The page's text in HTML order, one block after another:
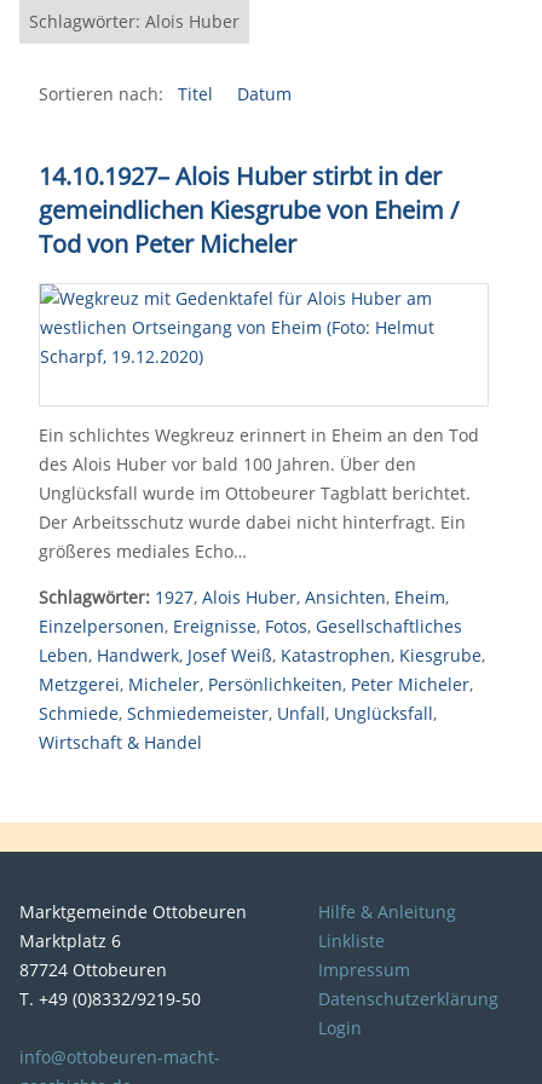
Schlagwörter: Alois Huber
Sortieren nach: Titel Datum
14.10.1927–Alois Huber stirbt in der
gemeindlichen Kiesgrube von Eheim /
Tod von Peter Micheler
Ein schlichtes Wegkreuz erinnert in Eheim an den Tod
des Alois Huber vor bald 100 Jahren. Über den
Unglücksfall wurde im Ottobeurer Tagblatt berichtet.
Der Arbeitsschutz wurde dabei nicht hinterfragt. Ein
größeres mediales Echo…
Schlagwörter: 1927, Alois Huber, Ansichten, Eheim,
Einzelpersonen, Ereignisse, Fotos, Gesellschaftliches
Leben, Handwerk, Josef Weiß, Katastrophen, Kiesgrube,
Metzgerei, Micheler, Persönlichkeiten, Peter Micheler,
Schmiede, Schmiedemeister, Unfall, Unglücksfall,
Wirtschaft & Handel
Marktgemeinde Ottobeuren
Marktplatz 6
87724 Ottobeuren
T. +49 (0)8332/9219-50
info@ottobeuren-macht-
Hilfe & Anleitung
Linkliste
Impressum
Datenschutzerklärung
Login